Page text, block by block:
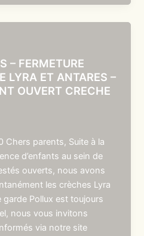
– FERMETURE
LYRA ET ANTARES –
OUVERT CRECHE
Chers parents, Suite à la
d’enfants au sein de
ouverts, nous avons
les crèches Lyra
Pollux est toujours
nous vous invitons
via notre site